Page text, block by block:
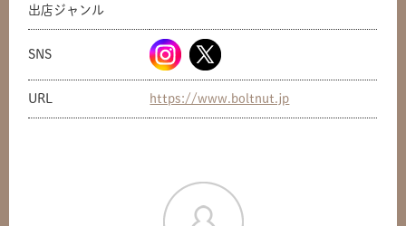
出店ジャンル
SNS
URL https://www.boltnut.jp